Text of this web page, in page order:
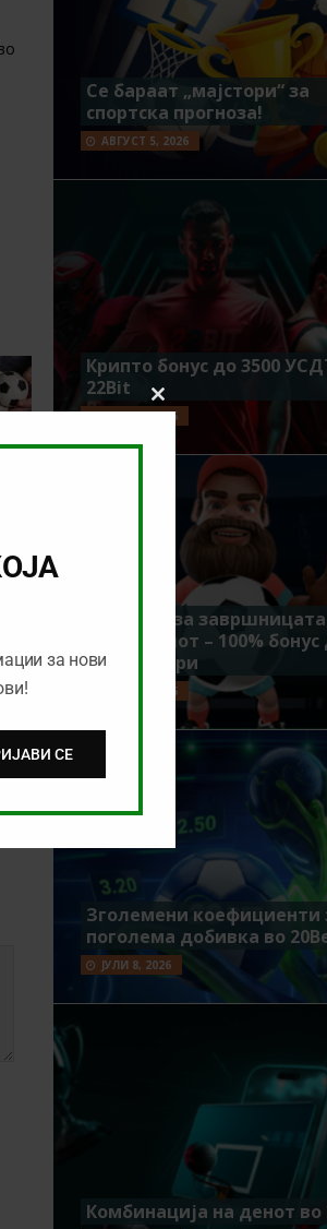
Се бараат „мајстори“ за
спортска прогноза!
АВГУСТ 5, 2026
Крипто бонус до 3500
22Bit
ЈУЛИ 29, 2026
Идеално за
Мундијалот – 100% бонус
7500 денари
ЈУЛИ 15, 2026
Зголемени коефициенти
поголема добивка во
ЈУЛИ 8, 2026
Комбинација на денот во
Close
this
за нови
СЕ